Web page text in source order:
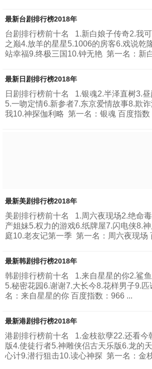
最新台剧排行榜2018年
台剧排行榜前十名 1.新白娘子传奇2.我
之巅4.放羊的星星5.1006的房客6.戏说乾
站幸福9.终极三国10.钟无艳 第一名：新
最新日剧排行榜2018年
日剧排行榜前十名 1.银魂2.半泽直树3.
5.一吻定情6.新参者7.东京爱情故事8.欺
我10.神探伽利略 第一名：银魂 百度指数
最新美剧排行榜2018年
美剧排行榜前十名 1.周六夜现场2.绝命
产姐妹5.权力的游戏6.纸牌屋7.闪电侠8.
庭10.老友记第一季 第一名：周六夜现场
最新韩剧排行榜2018年
韩剧排行榜前十名 1.来自星星的你2.鲨
5.秘密花园6.谢谢7.大长今8.花样男子9.
名：来自星星的你 百度指数：966 ...
最新港剧排行榜2018年
港剧排行榜前十名 1.金枝欲孽22.还看今
版4.使徒行者5.神雕侠侣古天乐版6.龙的
心计9.潜行狙击10.读心神探 第一名：金